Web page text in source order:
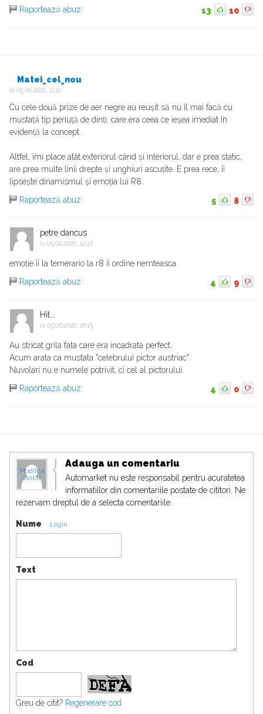
Raportează abuz
13 10
Matei_cel_nou
la 05.06.2026, 12:10
Cu cele două prize de aer negre au reușit să nu îl mai facă cu
mustață tip periuță de dinți, care era ceea ce ieșea imediat în
evidență la concept.
Altfel, îmi place atât exteriorul când și interiorul, dar e prea static,
are prea multe linii drepte și unghiuri ascuțite. E prea rece, îi
lipsește dinamismul și emoția lui R8.
Raportează abuz
5 8
petre dancus
la 05.06.2026, 12:47
emoție îi la temerario la r8 îi ordine nemteasca
Raportează abuz
4 9
Hit...
la 05.06.2026, 18:15
Au stricat grila fata care era incadrata perfect.
Acum arata ca mustata "celebrului pictor austriac".
Nuvolari nu e numele potrivit, ci cel al pictorului.
Raportează abuz
4 0
Modifica
avatar
Adauga un comentariu
Automarket nu este responsabil pentru acuratetea
informatiilor din comentariile postate de cititori. Ne
rezervam dreptul de a selecta comentariile.
Nume Login
Text
Cod
Greu de citit? Regenerare cod